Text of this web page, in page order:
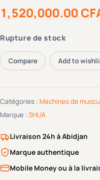
1,520,000.00
Rupture de stock
Compare Add to
Catégories : Machines de
Marque : SHUA
Livraison 24h à Abidjan
Marque authentique
Mobile Money ou à la